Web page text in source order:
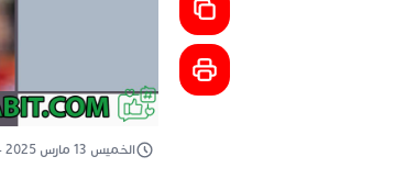
الخميس 13 مارس 2025 - 19:39